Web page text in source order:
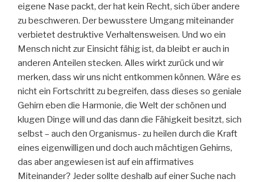
eigene Nase packt, der hat kein Recht, sich über andere
zu beschweren. Der bewusstere Umgang miteinander
verbietet destruktive Verhaltensweisen. Und wo ein
Mensch nicht zur Einsicht fähig ist, da bleibt er auch in
anderen Anteilen stecken. Alles wirkt zurück und wir
merken, dass wir uns nicht entkommen können. Wäre es
nicht ein Fortschritt zu begreifen, dass dieses so geniale
Gehirn eben die Harmonie, die Welt der schönen und
klugen Dinge will und das dann die Fähigkeit besitzt, sich
selbst – auch den Organismus- zu heilen durch die Kraft
eines eigenwilligen und doch auch mächtigen Gehirns,
das aber angewiesen ist auf ein affirmatives
Miteinander? Jeder sollte deshalb auf einer Suche nach